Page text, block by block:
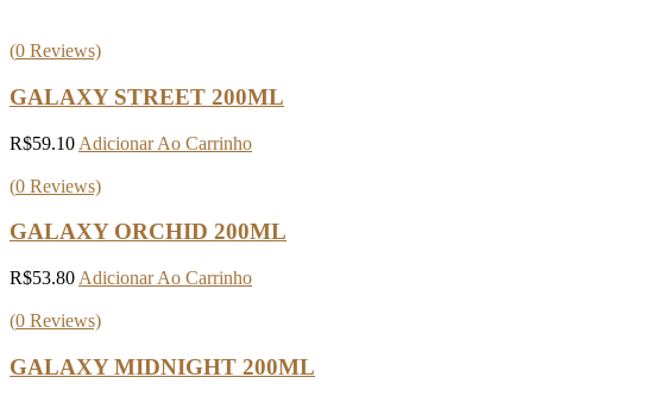
(0 Reviews)
GALAXY STREET 200ML
R$59.10 Adicionar Ao Carrinho
(0 Reviews)
GALAXY ORCHID 200ML
R$53.80 Adicionar Ao Carrinho
(0 Reviews)
GALAXY MIDNIGHT 200ML